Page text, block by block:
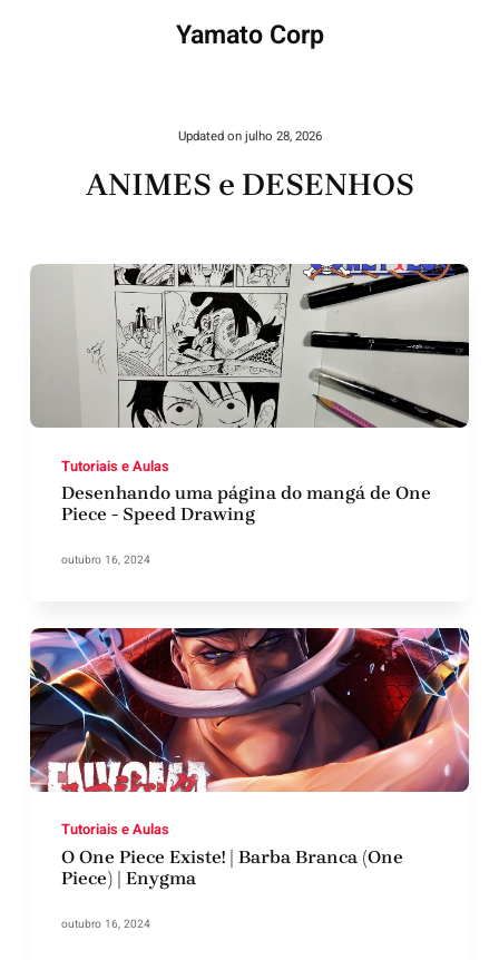
Yamato Corp
Updated onjulho 28, 2026
ANIMES e DESENHOS
Tutoriais e Aulas
Desenhando uma página do mangá de One
Piece - Speed Drawing
outubro 16, 2024
Tutoriais e Aulas
O One Piece Existe! | Barba Branca (One
Piece) | Enygma
outubro 16, 2024